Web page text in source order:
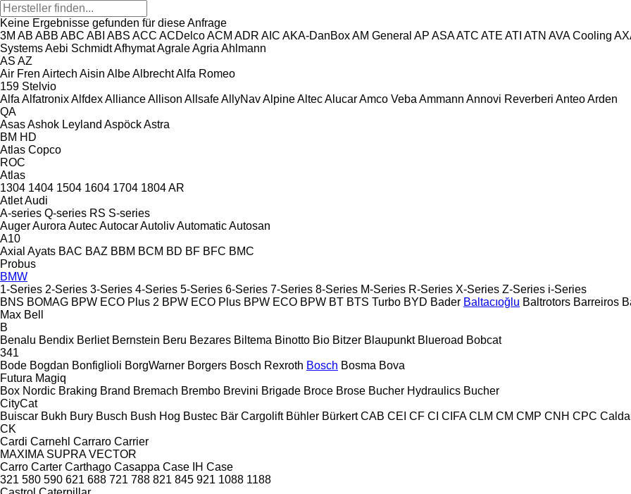
Keine Ergebnisse gefunden für diese Anfrage
3M AB ABB ABC ABI ABS ACC ACDelcoACM ADR AIC AKA-DanBoxAM General AP ASAATC ATE ATI ATN AVA Cooling
SystemsAebi SchmidtAfhymatAgraleAgria Ahlmann
AS AZ
Air Fren Airtech Aisin AlbeAlbrechtAlfa Romeo
159 Stelvio
Alfa AlfatronixAlfdexAllianceAllison AllsafeAllyNavAlpineAltecAlucarAmco Veba Ammann Annovi Reverberi AnteoArden
QA
AsasAshok Leyland AspöckAstra
BM HD
Atlas Copco
ROC
Atlas
1304 1404 1504 1604 1704 1804AR
AtletAudi
A-series Q-series RS S-series
AugerAurora AutecAutocarAutolivAutomaticAutosan
A10
Axial Ayats BAC BAZ BBM BCM BD BF BFC BMC
Probus
BMW
1-Series 2-Series 3-Series 4-Series 5-Series 6-Series 7-Series 8-Series M-Series R-Series X-Series Z-Series i-Series
BNS BOMAG BPW ECO Plus 2 BPW ECO Plus BPW ECO BPW BT BTS Turbo BYD Bader Baltacıoğlu Baltrotors Barreiros
Max Bell
B
Benalu Bendix Berliet Bernstein Beru Bezares Biltema Binotto Bio Bitzer Blaupunkt Blueroad Bobcat
341
Bode Bogdan Bonfiglioli BorgWarner Borgers Bosch Rexroth Bosch Bosma Bova
Futura Magiq
Box Nordic Braking Brand Bremach Brembo Brevini Brigade Broce Brose Bucher Hydraulics Bucher
CityCat
Buiscar Bukh Bury Busch Bush Hog Bustec Bär Cargolift Bühler Bürkert CAB CEI CF CI CIFA CLM CM CMP CNH CPC
CK
Cardi Carnehl Carraro Carrier
MAXIMA SUPRA VECTOR
Carro Carter Carthago Casappa Case IH Case
321 580 590 621 688 721 788 821 845 921 1088 1188